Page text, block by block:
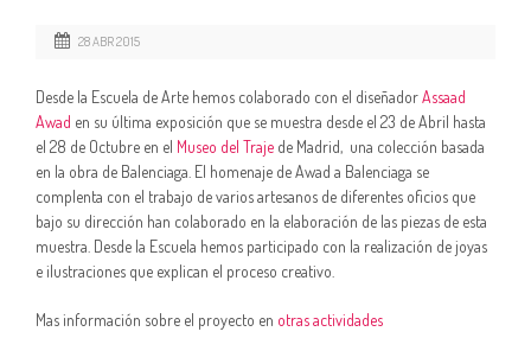
28 ABR 2015
Desde la Escuela de Arte hemos colaborado con el diseñadorAssaad
Awad en su última exposición que se muestra desde el 23 de Abril hasta
el 28 de Octubre en el Museo del Traje de Madrid, una colección basada
en la obra de Balenciaga. El homenaje de Awad a Balenciaga se
complenta con el trabajo de varios artesanos de diferentes oficios que
bajo su dirección han colaborado en la elaboración de las piezas de esta
muestra. Desde la Escuela hemos participado con la realización de joyas
e ilustraciones que explican el proceso creativo.
Mas información sobre el proyecto en otras actividades